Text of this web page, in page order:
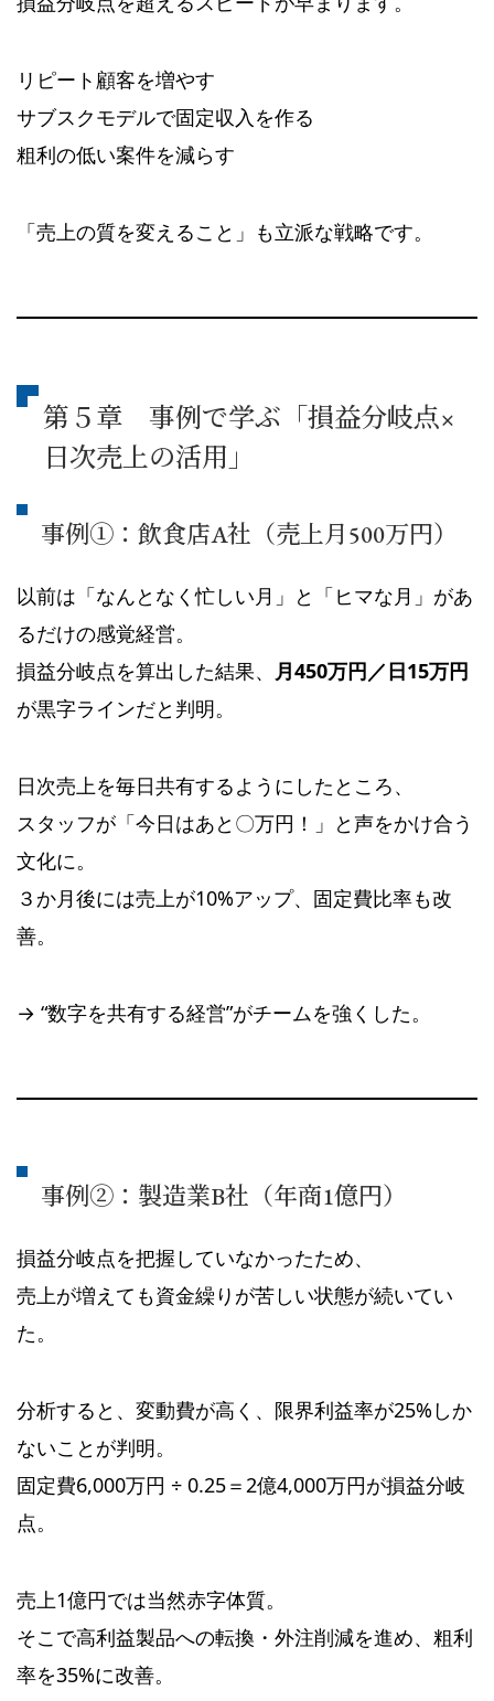
リピート顧客を増やす
サブスクモデルで固定収入を作る
粗利の低い案件を減らす
「売上の質を変えること」も立派な戦略です。
第５章 事例で学ぶ「損益分岐点×
日次売上の活用」
事例①：飲食店A社（売上月500万円）
以前は「なんとなく忙しい月」と「ヒマな月」があ
るだけの感覚経営。
損益分岐点を算出した結果、 月450万円／日15万円
が黒字ラインだと判明。
日次売上を毎日共有するようにしたところ、
スタッフが「今日はあと〇万円！」と声をかけ合う
文化に。
３か月後には売上が10%アップ、固定費比率も改
善。
→ “数字を共有する経営”がチームを強くした。
事例②：製造業B社（年商1億円）
損益分岐点を把握していなかったため、
売上が増えても資金繰りが苦しい状態が続いてい
た。
分析すると、変動費が高く、限界利益率が25%しか
ないことが判明。
固定費6,000万円 ÷ 0.25＝2億4,000万円が損益分岐
点。
売上1億円では当然赤字体質。
そこで高利益製品への転換・外注削減を進め、粗利
率を35%に改善。